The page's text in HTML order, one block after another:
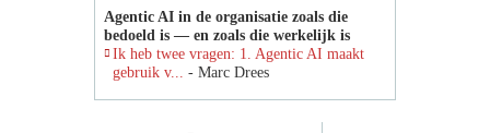
Agentic AI in de organisatie zoals die
bedoeld is — en zoals die werkelijk is
Ik heb twee vragen: 1. Agentic AI maakt
gebruik v... - Marc Drees